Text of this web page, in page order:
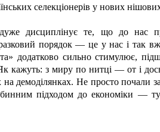
селекціонерів у нових
дуже дисциплінує те, що до нас
порядок — це у нас і так
додатково сильно стимулює,
з миру по нитці — от і
демоділянках. Не просто
підходом до економіки —